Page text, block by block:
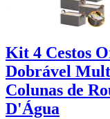
Kit 4 Cestos
Dobrável
Colunas de
D'Água